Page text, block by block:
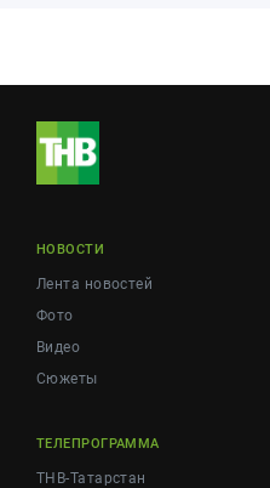
НОВОСТИ
Лента новостей
Фото
Видео
Сюжеты
ТЕЛЕПРОГРАММА
ТНВ-Татарстан